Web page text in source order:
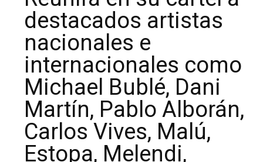
destacados artistas
nacionales e
internacionales como
Michael Bublé, Dani
Martín, Pablo Alborán,
Carlos Vives, Malú,
Estopa, Melendi,